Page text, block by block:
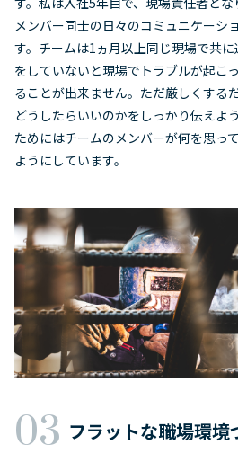
メンバー同士の日々のコミュニケーシ
す。チームは1ヵ月以上同じ現場で共
をしていないと現場でトラブルが起こ
ることが出来ません。ただ厳しくする
どうしたらいいのかをしっかり伝えよ
ためにはチームのメンバーが何を思っ
ようにしています。
フラットな職場環境